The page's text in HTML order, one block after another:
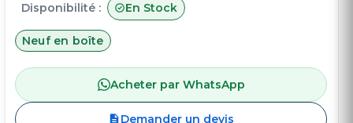
Disponibilité : En Stock
Neuf en boîte
Acheter par WhatsApp
Demander un devis